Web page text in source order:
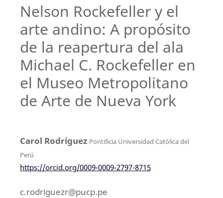
Nelson Rockefeller y el
arte andino: A propósito
de la reapertura del ala
Michael C. Rockefeller en
el Museo Metropolitano
de Arte de Nueva York
Carol Rodríguez Pontificia Universidad Católica del
Perú
https://orcid.org/0009-0009-2797-8715
c.rodriguezr@pucp.pe